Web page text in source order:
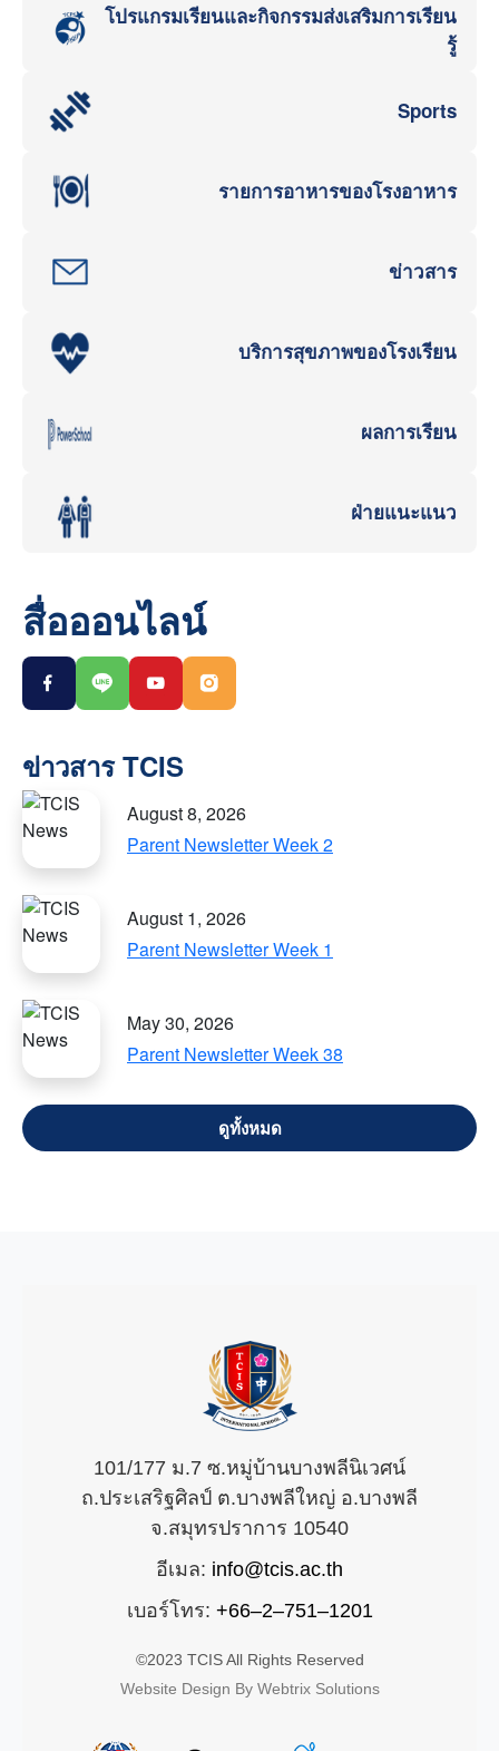
โปรแกรมเรียนและกิจกรรมส่งเสริมการเรียน
รู้
Sports
รายการอาหารของโรงอาหาร
ข่าวสาร
บริการสุขภาพของโรงเรียน
ผลการเรียน
ฝ่ายแนะแนว
สื่อออนไลน์
August 8, 2026
Parent Newsletter Week 2
August 1, 2026
Parent Newsletter Week 1
May 30, 2026
Parent Newsletter Week 38
VIEW ALL
101/177 ม.7 ซ.หมู่บ้านบางพลีนิเวศน์
ถ.ประเสริฐศิลป์ ต.บางพลีใหญ่ อ.บางพลี
จ.สมุทรปราการ 10540
อีเมล: info@tcis.ac.th
เบอร์โทร: +66–2–751–1201
©2023 TCIS All Rights Reserved
Website Design By Webtrix Solutions